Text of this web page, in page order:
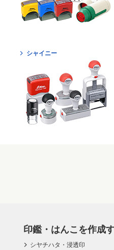
シャイニー
印鑑・はんこを作成
シヤチハタ・浸透印